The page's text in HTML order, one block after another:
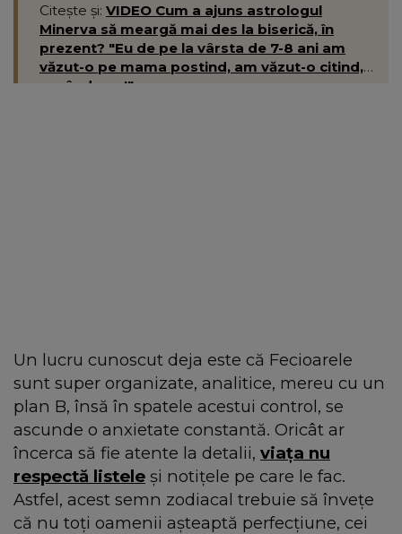
Citește și: VIDEO Cum a ajuns astrologul
Minerva să meargă mai des la biserică, în
prezent? "Eu de pe la vârsta de 7-8 ani am
văzut-o pe mama postind, am văzut-o citind,
rugându-se!"
Un lucru cunoscut deja este că Fecioarele
sunt super organizate, analitice, mereu cu un
plan B, însă în spatele acestui control, se
ascunde o anxietate constantă. Oricât ar
încerca să fie atente la detalii, viața nu
respectă listele și notițele pe care le fac.
Astfel, acest semn zodiacal trebuie să învețe
că nu toți oamenii așteaptă perfecțiune, cei